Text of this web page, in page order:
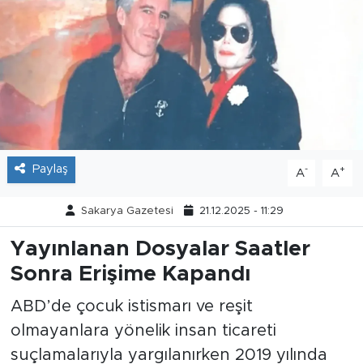
Paylaş A- A+
Sakarya Gazetesi 21.12.2025 - 11:29
Yayınlanan Dosyalar Saatler
Sonra Erişime Kapandı
ABD’de çocuk istismarı ve reşit
olmayanlara yönelik insan ticareti
suçlamalarıyla yargılanırken 2019 yılında
Resmi İlanlar
Söyleşi
Foto Şaka
Teknoloji